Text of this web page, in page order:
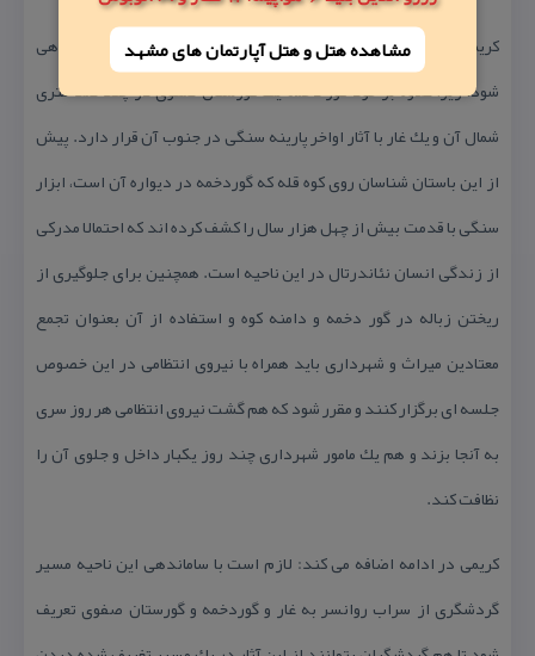
مشاهده هتل و هتل‌ آپارتمان های مشهد
كریمی می گوید: محوطه باید زیر نظر كارشناسان میراث فرهنگی ساماندهی
شود، زیرا علاوه بر خود گور دخمه یك گورستان صفوی در چند صد متری
شمال آن و یك غار با آثار اواخر پارینه سنگی در جنوب آن قرار دارد. پیش
از این باستان شناسان روی كوه قله كه گوردخمه در دیواره آن است، ابزار
سنگی با قدمت بیش از چهل هزار سال را كشف كرده اند كه احتمالا مدركی
از زندگی انسان نئاندرتال در این ناحیه است. همچنین برای جلوگیری از
ریختن زباله در گور دخمه و دامنه كوه و استفاده از آن بعنوان تجمع
معتادین میراث و شهرداری باید همراه با نیروی انتظامی در این خصوص
جلسه ای برگزار كنند و مقرر شود كه هم گشت نیروی انتظامی هر روز سری
به آنجا بزند و هم یك مامور شهرداری چند روز یكبار داخل و جلوی آن را
نظافت كند.
كریمی در ادامه اضافه می كند: لازم است با ساماندهی این ناحیه مسیر
گردشگری از سراب روانسر به غار و گوردخمه و گورستان صفوی تعریف